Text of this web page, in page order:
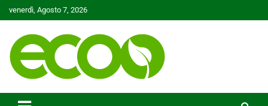
to
venerdì, Agosto 7, 2026
Ecoo.it